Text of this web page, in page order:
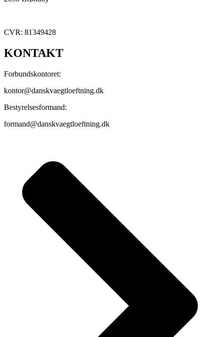
CVR: 81349428
KONTAKT
Forbundskontoret:
kontor@danskvaegtloeftning.dk
Bestyrelsesformand:
formand@danskvaegtloeftning.dk